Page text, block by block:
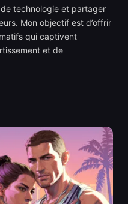
technologie et partager
Mon objectif est d’offrir
qui captivent
et de